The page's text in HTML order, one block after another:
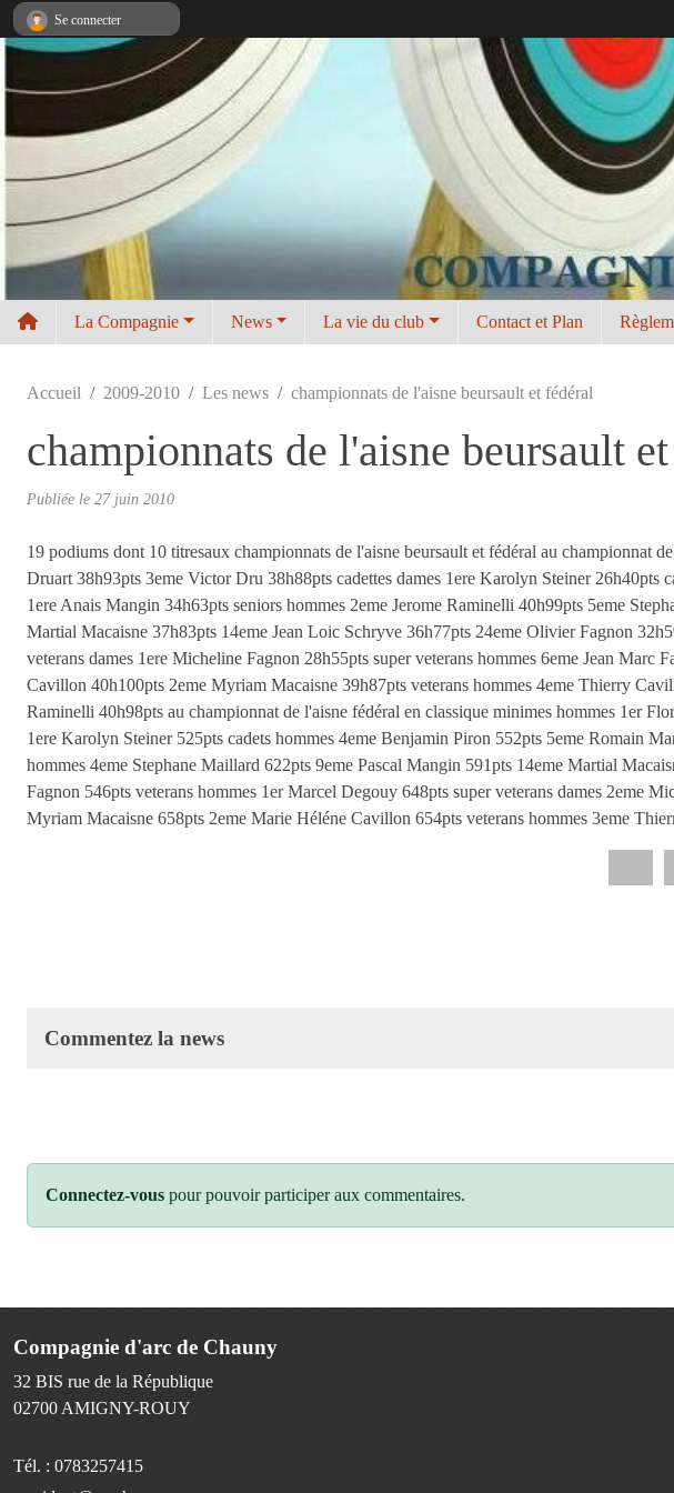
La Compagnie News La vie du club Contact et Plan
Accueil 2009-2010 Les news championnats de l'aisne beursault et fédéral
championnats de l'aisne beursault
Publiée le 27 juin 2010
19 podiums dont 10 titresaux championnats de l'aisne beursault et fédéral au championnat
Druart 38h93pts 3eme Victor Dru 38h88pts cadettes dames 1ere Karolyn Steiner 26h40pts
1ere Anais Mangin 34h63pts seniors hommes 2eme Jerome Raminelli 40h99pts 5eme
Martial Macaisne 37h83pts 14eme Jean Loic Schryve 36h77pts 24eme Olivier Fagnon
veterans dames 1ere Micheline Fagnon 28h55pts super veterans hommes 6eme Jean Marc
Cavillon 40h100pts 2eme Myriam Macaisne 39h87pts veterans hommes 4eme Thierry
Raminelli 40h98pts au championnat de l'aisne fédéral en classique minimes hommes 1er
1ere Karolyn Steiner 525pts cadets hommes 4eme Benjamin Piron 552pts 5eme Romain
hommes 4eme Stephane Maillard 622pts 9eme Pascal Mangin 591pts 14eme Martial
Fagnon 546pts veterans hommes 1er Marcel Degouy 648pts super veterans dames 2eme
Myriam Macaisne 658pts 2eme Marie Héléne Cavillon 654pts veterans hommes 3eme
Commentez la news
Connectez-vous pour pouvoir participer aux commentaires.
Compagnie d'arc de Chauny
32 BIS rue de la République
02700 AMIGNY-ROUY
Tél. : 0783257415
Se connecter
Panneau de gestion des cookies